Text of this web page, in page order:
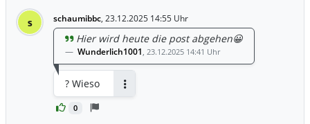
s schaumibbc, 23.12.2025 14:55 Uhr
0
Hier wird heute die post abgehen😀
Wunderlich1001, 23.12.2025 14:41 Uhr
? Wieso